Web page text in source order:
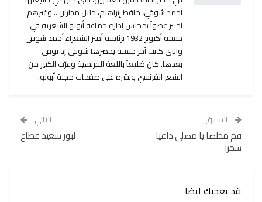
أحمد شوقي، حافظ إبراهيم، خليل مطران .. وغيرهم.
اختير عضواً بمجلس إدارة جماعة أبولو الشعرية في
جلسة أكتوبر 1932 برئاسة أمير الشعراء أحمد شوقي
والتي كانت آخر جلسة يحضرها شوقي إذ توفي
بعدها. كان ضليعاً باللغة الفرنسية وعرّب الكثير من
الشعر الفرنسي ونشره على صفحات مجلة أبولو.
السابق
قم مخلصا يا مصلى داعيا
سحرا
التالي
لبور سعيد قطاع
قد يعجبك ايضا